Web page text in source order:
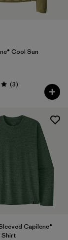
Cool Sun
/ 5
(3Comentarios
)
Capilene®
Shirt